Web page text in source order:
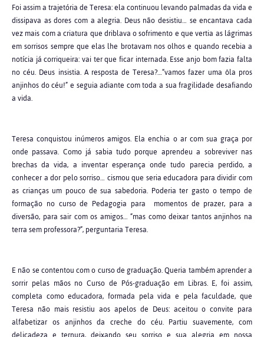
Foi assim a trajetória de Teresa: ela continuou levando palmadas da vida e
dissipava as dores com a alegria. Deus não desistiu… se encantava cada
vez mais com a criatura que driblava o sofrimento e que vertia as lágrimas
em sorrisos sempre que elas lhe brotavam nos olhos e quando recebia a
notícia já corriqueira: vai ter que ficar internada. Esse anjo bom fazia falta
no céu. Deus insistia. A resposta de Teresa?…“vamos fazer uma ôla pros
anjinhos do céu!” e seguia adiante com toda a sua fragilidade desafiando
a vida.
Teresa conquistou inúmeros amigos. Ela enchia o ar com sua graça por
onde passava. Como já sabia tudo porque aprendeu a sobreviver nas
brechas da vida, a inventar esperança onde tudo parecia perdido, a
conhecer a dor pelo sorriso… cismou que seria educadora para dividir com
as crianças um pouco de sua sabedoria. Poderia ter gasto o tempo de
formação no curso de Pedagogia para momentos de prazer, para a
diversão, para sair com os amigos… “mas como deixar tantos anjinhos na
terra sem professora?”, perguntaria Teresa.
E não se contentou com o curso de graduação. Queria também aprender a
sorrir pelas mãos no Curso de Pós-graduação em Libras. E, foi assim,
completa como educadora, formada pela vida e pela faculdade, que
Teresa não mais resistiu aos apelos de Deus: aceitou o convite para
alfabetizar os anjinhos da creche do céu. Partiu suavemente, com